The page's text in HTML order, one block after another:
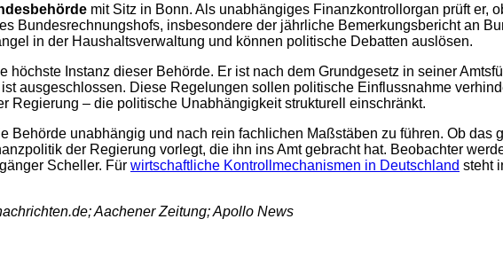
mit Sitz in Bonn. Als unabhängiges Finanzkontrollorgan prüft er,
Bundesrechnungshofs, insbesondere der jährliche Bemerkungsbericht an
in der Haushaltsverwaltung und können politische Debatten auslösen.
höchste Instanz dieser Behörde. Er ist nach dem Grundgesetz in seiner
ausgeschlossen. Diese Regelungen sollen politische Einflussnahme
Regierung – die politische Unabhängigkeit strukturell einschränkt.
Behörde unabhängig und nach rein fachlichen Maßstäben zu führen. Ob
der Regierung vorlegt, die ihn ins Amt gebracht hat. Beobachter
Scheller. Für wirtschaftliche Kontrollmechanismen in Deutschland steht
Aachener Zeitung; Apollo News
2